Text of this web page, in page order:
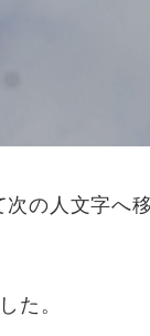
次の人文字へ
た。